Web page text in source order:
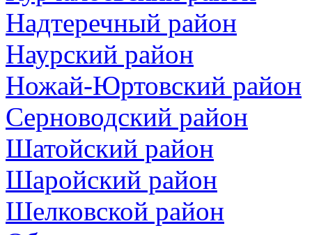
Надтеречный район
Наурский район
Ножай-Юртовский район
Серноводский район
Шатойский район
Шаройский район
Шелковской район